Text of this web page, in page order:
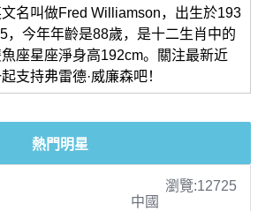
名叫做Fred Williamson，出生於193
，今年年齡是88歲，是十二生肖中的
座星座淨身高192cm。關注最新近
支持弗雷德·威廉森吧！
熱門明星
瀏覽:12725
中國